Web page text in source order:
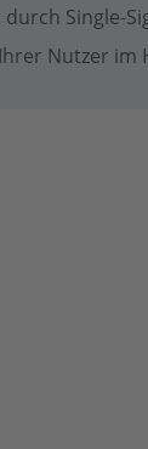
Single-
Nutzer im